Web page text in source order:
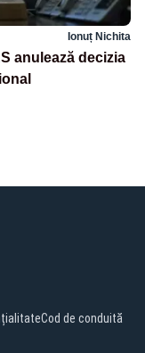
Ionuț Nichita
anulează decizia
Cod de conduită